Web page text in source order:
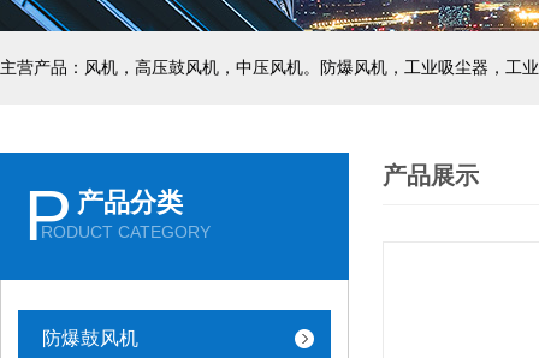
主营产品：风机，高压鼓风机，中压风机。防爆风机，工业吸尘器，工
P 产品分类
RODUCT CATEGORY
防爆鼓风机
产品展示